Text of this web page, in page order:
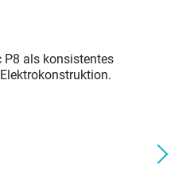
P8 als konsistentes